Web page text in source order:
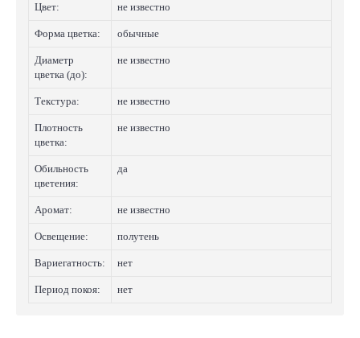
Цвет: не известно
Форма цветка: обычные
Диаметр
цветка (до):
не известно
Текстура: не известно
Плотность
цветка:
не известно
Обильность
цветения:
да
Аромат: не известно
Освещение: полутень
Вариегатность: нет
Период покоя: нет